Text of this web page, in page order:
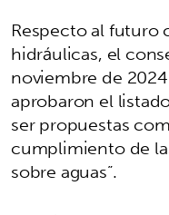
Respecto al futuro
hidráulicas, el
noviembre de
aprobaron el
ser propuestas
cumplimiento de
sobre aguas”.